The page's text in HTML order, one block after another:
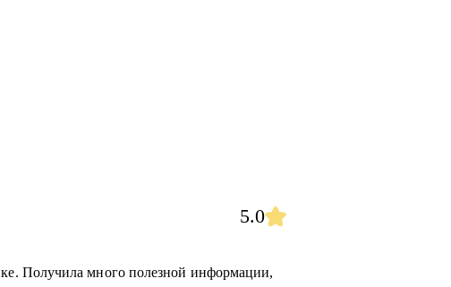
5.0
Получила много полезной информации,